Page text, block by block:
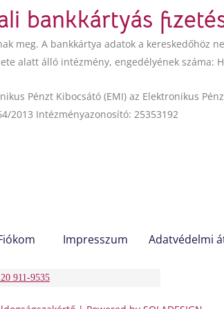
e
b
o
o
t
u
b
e
bankkártyás
meg. A bankkártya adatok a kereskedőhöz
alatt álló intézmény, engedélyének száma:
Pénzt Kibocsátó (EMI) az Elektronikus
2013 Intézményazonosító: 25353192
Impresszum Adatvédelmi
911-9535